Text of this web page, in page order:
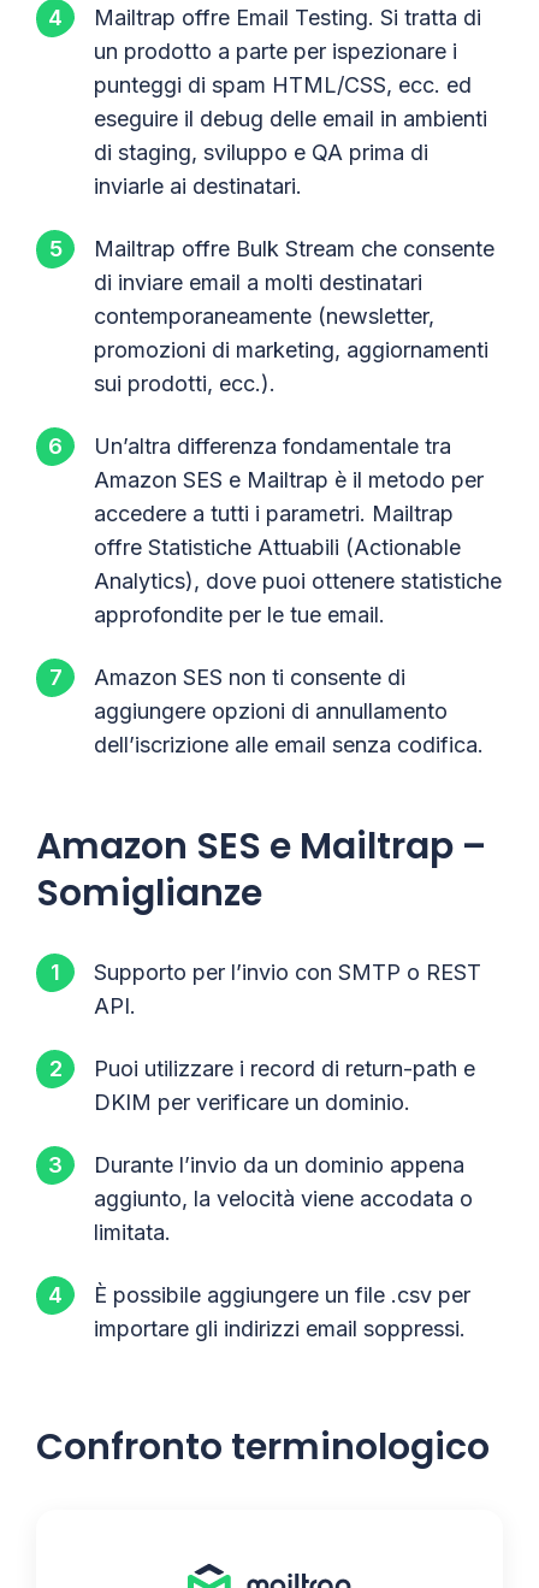
Mailtrap offre Email Testing. Si tratta di
un prodotto a parte per ispezionare i
punteggi di spam HTML/CSS, ecc. ed
eseguire il debug delle email in ambienti
di staging, sviluppo e QA prima di
inviarle ai destinatari.
Mailtrap offre Bulk Stream che consente
di inviare email a molti destinatari
contemporaneamente (newsletter,
promozioni di marketing, aggiornamenti
sui prodotti, ecc.).
Un’altra differenza fondamentale tra
Amazon SES e Mailtrap è il metodo per
accedere a tutti i parametri. Mailtrap
offre Statistiche Attuabili (Actionable
Analytics), dove puoi ottenere statistiche
approfondite per le tue email.
Amazon SES non ti consente di
aggiungere opzioni di annullamento
dell’iscrizione alle email senza codifica.
Amazon SES e Mailtrap –
Somiglianze
Supporto per l’invio con SMTP o REST
API.
Puoi utilizzare i record di return-path e
DKIM per verificare un dominio.
Durante l’invio da un dominio appena
aggiunto, la velocità viene accodata o
limitata.
È possibile aggiungere un file .csv per
importare gli indirizzi email soppressi.
Confronto terminologico